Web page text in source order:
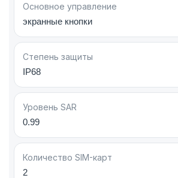
Основное управление
экранные кнопки
Степень защиты
IP68
Уровень SAR
0.99
Количество SIM-карт
2